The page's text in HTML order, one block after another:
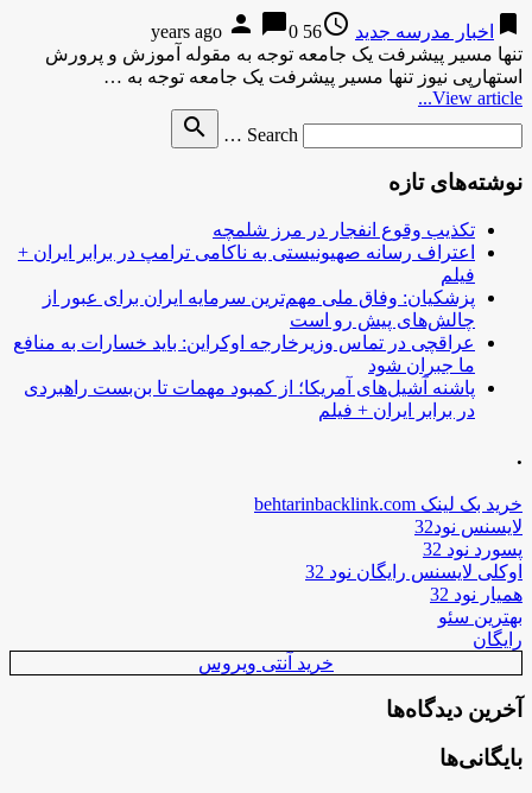
bookmark اخبار مدرسه جدید access_time
56 years ago
person chat_bubble0
تنها مسیر پیشرفت یک جامعه توجه به مقوله آموزش و پرورش
استهارپی نیوز تنها مسیر پیشرفت یک جامعه توجه به …
View article...
Search …
search
نوشته‌های تازه
تکذیب وقوع انفجار در مرز شلمچه
اعتراف رسانه صهیونیستی به ناکامی ترامپ در برابر ایران +
فیلم
پزشکیان: وفاق ملی مهم‌ترین سرمایه ایران برای عبور از
چالش‌های پیش رو است
عراقچی در تماس وزیرخارجه اوکراین: باید خسارات به منافع
ما جبران شود
پاشنه آشیل‌های آمریکا؛ از کمبود مهمات تا بن‌بست راهبردی
در برابر ایران + فیلم
.
خرید بک لینک behtarinbacklink.com
لایسنس نود32
پسورد نود 32
اوکلی لایسنس رایگان نود 32
همیار نود 32
بهترین سئو
رایگان
خرید آنتی ویروس
آخرین دیدگاه‌ها
بایگانی‌ها